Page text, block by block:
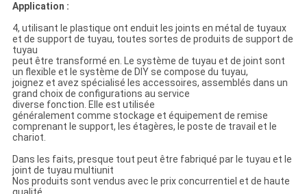
Application :
4, utilisant le plastique ont enduit les joints en métal de tuyaux
et de support de tuyau, toutes sortes de produits de support de
tuyau
peut être transformé en. Le système de tuyau et de joint sont
un flexible et le système de DIY se compose du tuyau,
joignez et avez spécialisé les accessoires, assemblés dans un
grand choix de configurations au service
diverse fonction. Elle est utilisée
généralement comme stockage et équipement de remise
comprenant le support, les étagères, le poste de travail et le
chariot.
Dans les faits, presque tout peut être fabriqué par le tuyau et le
joint de tuyau multiunit
Nos produits sont vendus avec le prix concurrentiel et de haute